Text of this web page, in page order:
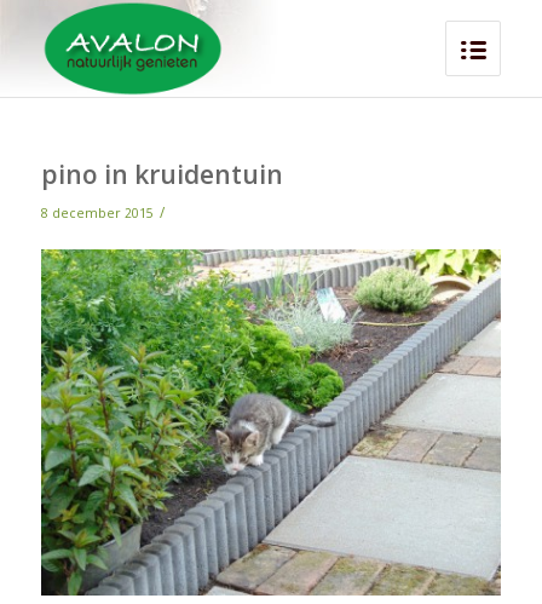
pino in kruidentuin
8 december 2015 /